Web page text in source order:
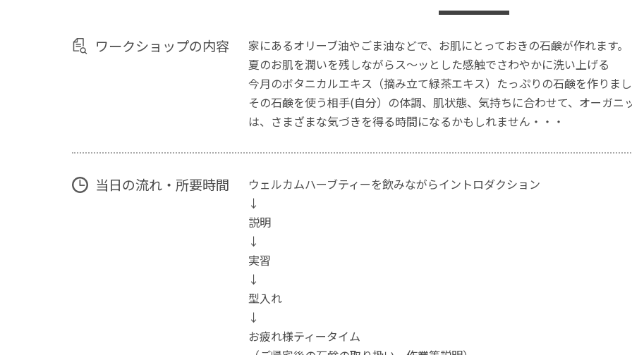
ワークショップの内容
家にあるオリーブ油やごま油などで、お肌にとっておきの石鹸が作れます。
夏のお肌を潤いを残しながらス～ッとした感触でさわやかに洗い上げる
今月のボタニカルエキス（摘み立て緑茶エキス）たっぷりの石鹸を作りま
その石鹸を使う相手(自分）の体調、肌状態、気持ちに合わせて、オーガ
は、さまざまな気づきを得る時間になるかもしれません・・・
当日の流れ・所要時間
ウェルカムハーブティーを飲みながらイントロダクション
↓
説明
↓
実習
↓
型入れ
↓
お疲れ様ティータイム